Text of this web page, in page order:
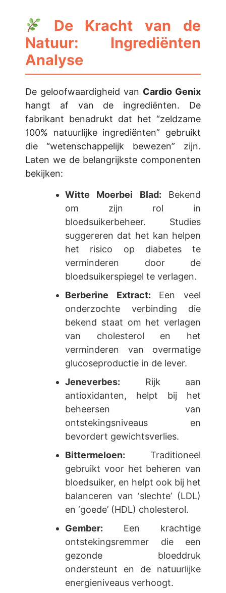
De Kracht van de
Natuur: Ingrediënten
Analyse
De geloofwaardigheid van Cardio Genix
hangt af van de ingrediënten. De
fabrikant benadrukt dat het “zeldzame
100% natuurlijke ingrediënten” gebruikt
die “wetenschappelijk bewezen” zijn.
Laten we de belangrijkste componenten
bekijken:
Witte Moerbei Blad: Bekend
om zijn rol in
bloedsuikerbeheer. Studies
suggereren dat het kan helpen
het risico op diabetes te
verminderen door de
bloedsuikerspiegel te verlagen.
Berberine Extract: Een veel
onderzochte verbinding die
bekend staat om het verlagen
van cholesterol en het
verminderen van overmatige
glucoseproductie in de lever.
Jeneverbes: Rijk aan
antioxidanten, helpt bij het
beheersen van
ontstekingsniveaus en
bevordert gewichtsverlies.
Bittermeloen: Traditioneel
gebruikt voor het beheren van
bloedsuiker, en helpt ook bij het
balanceren van ‘slechte’ (LDL)
en ‘goede’ (HDL) cholesterol.
Gember: Een krachtige
ontstekingsremmer die een
gezonde bloeddruk
ondersteunt en de natuurlijke
energieniveaus verhoogt.